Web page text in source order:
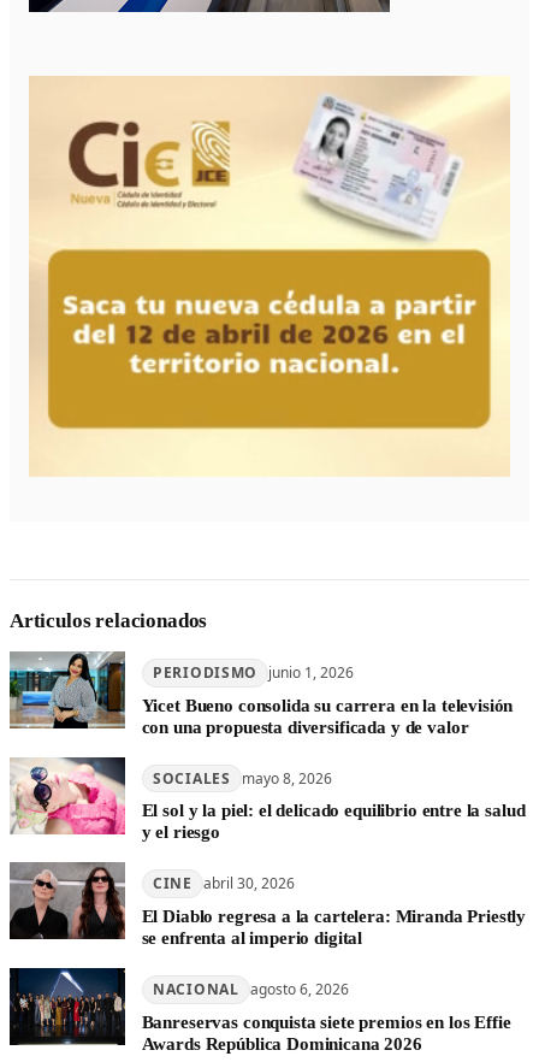
Articulos relacionados
PERIODISMO junio 1, 2026
Yicet Bueno consolida su carrera en la televisión
con una propuesta diversificada y de valor
SOCIALES mayo 8, 2026
El sol y la piel: el delicado equilibrio entre la salud
y el riesgo
CINE abril 30, 2026
El Diablo regresa a la cartelera: Miranda Priestly
se enfrenta al imperio digital
NACIONAL agosto 6, 2026
Banreservas conquista siete premios en los Effie
Awards República Dominicana 2026